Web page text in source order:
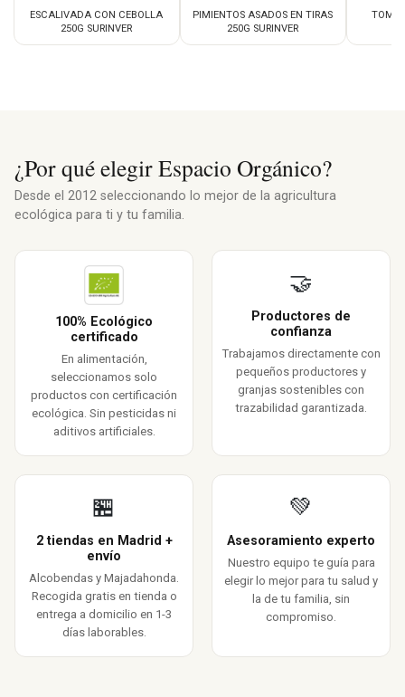
ESCALIVADA CON CEBOLLA
250G SURINVER
PIMIENTOS ASADOS EN TIRAS
250G SURINVER
¿Por qué elegir Espacio Orgánico?
Desde el 2012 seleccionando lo mejor de la agricultura
ecológica para ti y tu familia.
100% Ecológico
certificado
En alimentación,
seleccionamos solo
productos con certificación
ecológica. Sin pesticidas ni
aditivos artificiales.
🤝
Productores de
confianza
Trabajamos directamente con
pequeños productores y
granjas sostenibles con
trazabilidad garantizada.
🏪
2 tiendas en Madrid +
envío
Alcobendas y Majadahonda.
Recogida gratis en tienda o
entrega a domicilio en 1-3
días laborables.
💚
Asesoramiento experto
Nuestro equipo te guía para
elegir lo mejor para tu salud y
la de tu familia, sin
compromiso.